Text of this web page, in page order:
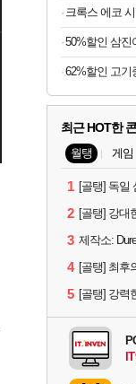
최근 HOT한
월탱 게임
1
2
3 제작소:
4
5